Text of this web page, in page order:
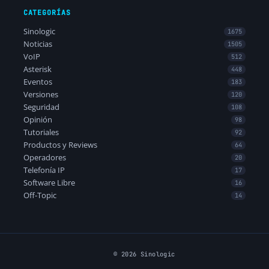
CATEGORÍAS
Sinologic 1675
Noticias 1505
VoIP 512
Asterisk 448
Eventos 183
Versiones 120
Seguridad 108
Opinión 98
Tutoriales 92
Productos y Reviews 64
Operadores 20
Telefonía IP 17
Software Libre 16
Off-Topic 14
© 2026 Sinologic